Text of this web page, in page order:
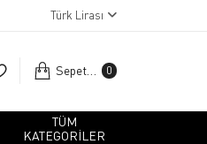
Türk Lirası
Sepetim 0
TÜM
KATEGORİLER